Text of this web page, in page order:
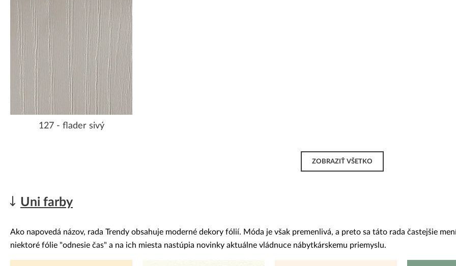
127 - flader sivý
ZOBRAZIŤ VŠETKO
Uni farby
Ako napovedá názov, rada Trendy obsahuje moderné dekory fólií. Móda je však premenlivá, a preto sa táto rada častejšie
niektoré fólie "odnesie čas" a na ich miesta nastúpia novinky aktuálne vládnuce nábytkárskemu priemyslu.